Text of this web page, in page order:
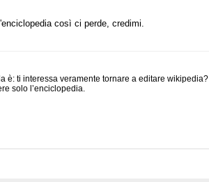
così ci perde, credimi.
è: ti interessa veramente tornare a editare wikipedia?
solo l’enciclopedia.